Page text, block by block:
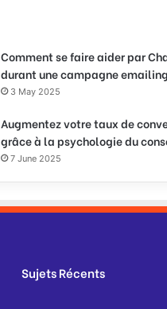
Comment se faire aider par
durant une campagne
3 May 2025
Augmentez votre taux de
grâce à la psychologie du
7 June 2025
Sujets Récents